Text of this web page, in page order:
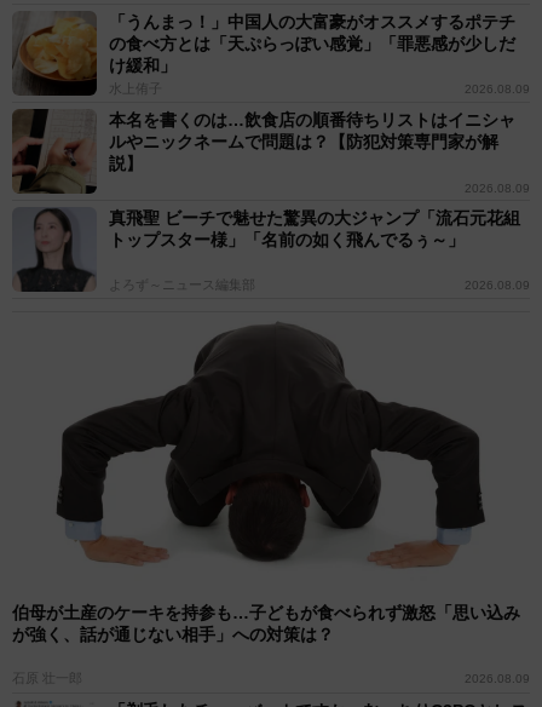
「うんまっ！」中国人の大富豪がオススメするポテチ
の食べ方とは「天ぷらっぽい感覚」「罪悪感が少しだ
け緩和」
水上侑子 2026.08.09
本名を書くのは…飲食店の順番待ちリストはイニシャ
ルやニックネームで問題は？【防犯対策専門家が解
説】
2026.08.09
真飛聖 ビーチで魅せた驚異の大ジャンプ「流石元花組
トップスター様」「名前の如く飛んでるぅ～」
よろず～ニュース編集部 2026.08.09
伯母が土産のケーキを持参も…子どもが食べられず激怒「思い込み
が強く、話が通じない相手」への対策は？
石原 壮一郎 2026.08.09